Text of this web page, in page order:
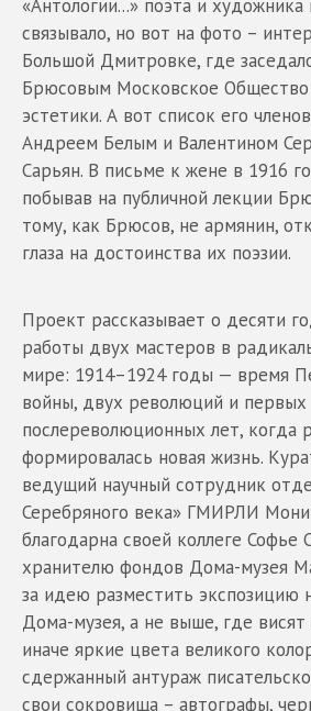
«Антологии...» поэта и художника
связывало, но вот на фото –
Большой Дмитровке, где
Брюсовым Московское Общество
эстетики. А вот список его
Андреем Белым и Валентином
Сарьян. В письме к жене в 1916
побывав на публичной лекции
тому, как Брюсов, не армянин,
глаза на достоинства их поэзии.
Проект рассказывает о десяти
работы двух мастеров в
мире: 1914–1924 годы — время
войны, двух революций и первых
послереволюционных лет, когда
формировалась новая жизнь.
ведущий научный сотрудник
Серебряного века» ГМИРЛИ
благодарна своей коллеге Софье
хранителю фондов Дома-музея
за идею разместить экспозицию
Дома-музея, а не выше, где висят
иначе яркие цвета великого
сдержанный антураж
свои сокровища – автографы,